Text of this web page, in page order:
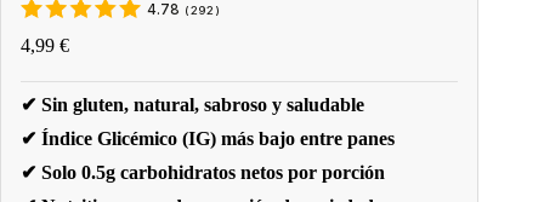
4.78 ( 292 )
4,99 €
✔ Sin gluten, natural, sabroso y saludable
✔ Índice Glicémico (IG) más bajo entre panes
✔ Solo 0.5g carbohidratos netos por porción